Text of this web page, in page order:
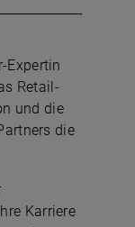
Expertin
Retail-
und die
die
Karriere